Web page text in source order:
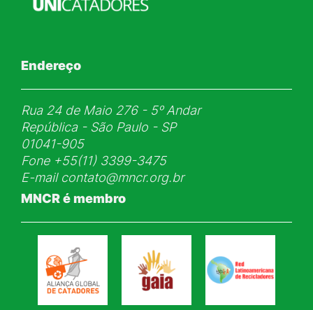
Endereço
Rua 24 de Maio 276 - 5ᵒ Andar
República - São Paulo - SP
01041-905
Fone+55(11) 3399-3475
E-mail contato@mncr.org.br
MNCR é membro